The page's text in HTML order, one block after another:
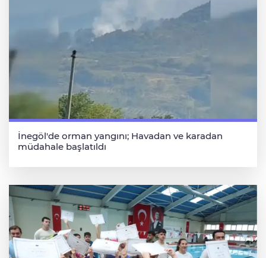
İnegöl'de orman yangını; Havadan ve karadan
müdahale başlatıldı